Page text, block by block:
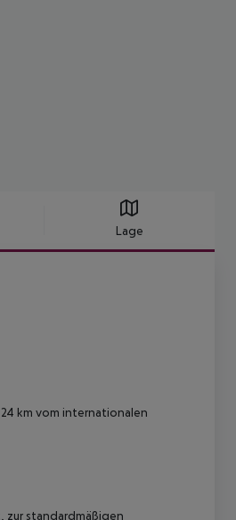
Lage
km vom internationalen
zur standardmäßigen